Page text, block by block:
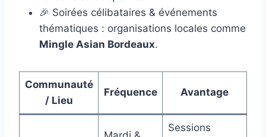
🎉 Soirées célibataires & événements
thématiques : organisations locales comme
Mingle Asian Bordeaux.
Communauté
/ Lieu
Fréquence Avantage
Sessions